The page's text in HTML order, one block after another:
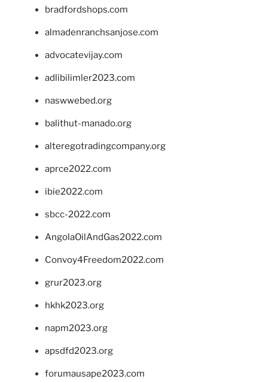
bradfordshops.com
almadenranchsanjose.com
advocatevijay.com
adlibilimler2023.com
naswwebed.org
balithut-manado.org
alteregotradingcompany.org
aprce2022.com
ibie2022.com
sbcc-2022.com
AngolaOilAndGas2022.com
Convoy4Freedom2022.com
grur2023.org
hkhk2023.org
napm2023.org
apsdfd2023.org
forumausape2023.com